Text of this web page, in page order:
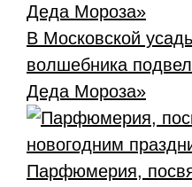
В Московской
волшебника
Деда Мороза»
Парфюмерия,